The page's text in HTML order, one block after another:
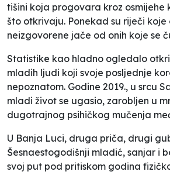
tišini koja progovara kroz osmijehe
što otkrivaju. Ponekad su riječi koje
neizgovorene jače od onih koje se
Statistike kao hladno ogledalo
mladih ljudi koji svoje posljednje
nepoznatom. Godine 2019., u srcu
mladi život se ugasio, zarobljen u
dugotrajnog psihičkog mučenja
U Banja Luci, druga priča, drugi
Šesnaestogodišnji mladić, sanjar i
svoj put pod pritiskom godina